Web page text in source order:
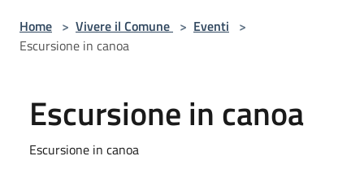
Home > Vivere il Comune > Eventi >
Escursione in canoa
Escursione in canoa
Escursione in canoa